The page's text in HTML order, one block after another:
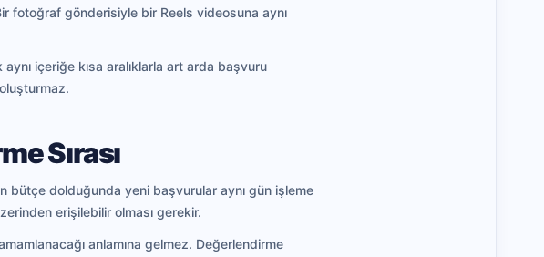
fotoğraf gönderisiyle bir Reels videosuna aynı
içeriğe kısa aralıklarla art arda başvuru
Sırası
bütçe dolduğunda yeni başvurular aynı gün işleme
erişilebilir olması gerekir.
anlamına gelmez. Değerlendirme